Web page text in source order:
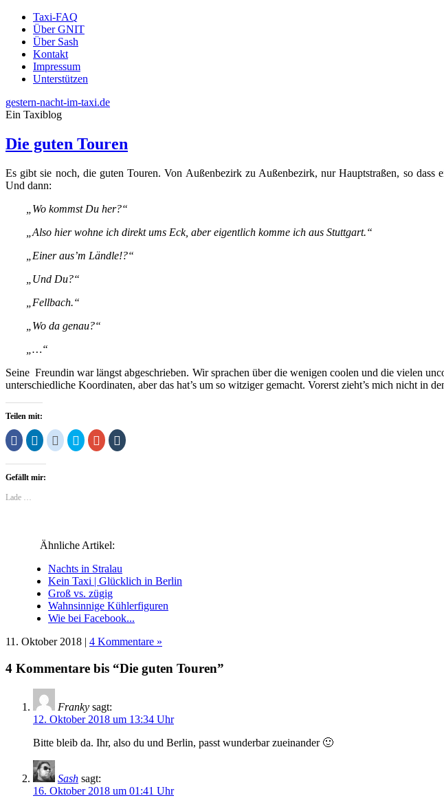
Taxi-FAQ
Über GNIT
Über Sash
Kontakt
Impressum
Unterstützen
gestern-nacht-im-taxi.de
Ein Taxiblog
Die guten Touren
Es gibt sie noch, die guten Touren. Von Außenbezirk zu Außenbezirk, nur Hauptstraßen, so
Und dann:
„Wo kommst Du her?“
„Also hier wohne ich direkt ums Eck, aber eigentlich komme ich aus Stuttgart.“
„Einer aus’m Ländle!?“
„Und Du?“
„Fellbach.“
„Wo da genau?“
„…“
Seine Freundin war längst abgeschrieben. Wir sprachen über die wenigen coolen und die vielen
unterschiedliche Koordinaten, aber das hat’s um so witziger gemacht. Vorerst zieht’s mich nicht in
Teilen mit:
Klick,
um
Facebook
teilen
in
neuem
Klick,
um
LinkedIn
teilen
Klick,
um
Klick,
um
über
Zum
Teilen
Klick,
um
Gefällt mir:
Lade …
Ähnliche Artikel:
Nachts in Stralau
Kein Taxi | Glücklich in Berlin
Groß vs. zügig
Wahnsinnige Kühlerfiguren
Wie bei Facebook...
11. Oktober 2018 | 4 Kommentare »
4 Kommentare bis “Die guten Touren”
Franky sagt:
12. Oktober 2018 um 13:34 Uhr
Bitte bleib da. Ihr, also du und Berlin, passt wunderbar zueinander 🙂
Sash sagt:
16. Oktober 2018 um 01:41 Uhr